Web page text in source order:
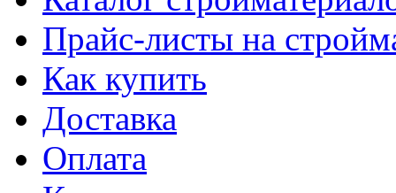
Прайс-листы на
Как купить
Доставка
Оплата